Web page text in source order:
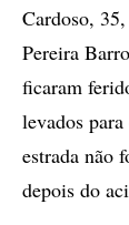
Cardoso,
Pereira
ficaram
levados
estrada não
depois do